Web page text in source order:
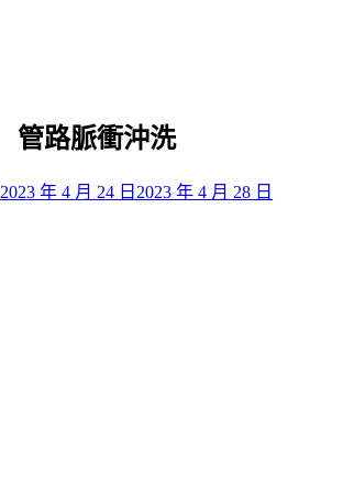
管路脈衝沖洗
2023 年 4 月 24 日 2023 年 4 月 28 日